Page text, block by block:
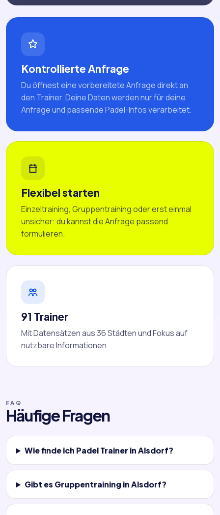
Kontrollierte Anfrage
Du öffnest eine vorbereitete Anfrage direkt an
den Trainer. Deine Daten werden nur für deine
Anfrage und passende Padel-Infos verarbeitet.
Flexibel starten
Einzeltraining, Gruppentraining oder erst einmal
unsicher: du kannst die Anfrage passend
formulieren.
91 Trainer
Mit Datensätzen aus 36 Städten und Fokus auf
nutzbare Informationen.
FAQ
Häufige Fragen
Wie finde ich Padel Trainer in Alsdorf?
Gibt es Gruppentraining in Alsdorf?